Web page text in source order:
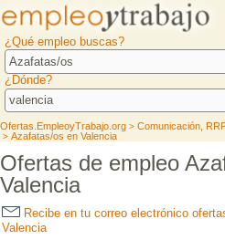
¿Qué empleo buscas?
¿Dónde?
Ofertas.EmpleoyTrabajo.org > Comunicación,
> Azafatas/os en Valencia
Ofertas de empleo
Valencia
Recibe en tu correo electrónico
Valencia